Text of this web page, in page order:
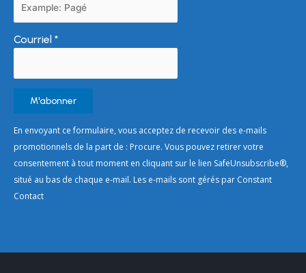
Courriel *
Constant
Contact
Use.
Please
leave
En envoyant ce formulaire, vous acceptez de recevoir des e-mails
promotionnels de la part de : Procure. Vous pouvez retirer votre
consentement à tout moment en cliquant sur le lien SafeUnsubscribe®,
situé au bas de chaque e-mail. Les e-mails sont gérés par Constant
Contact